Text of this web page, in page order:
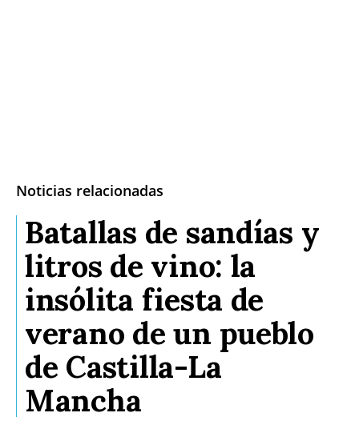
Noticias relacionadas
Batallas de sandías y
litros de vino: la
insólita fiesta de
verano de un pueblo
de Castilla-La
Mancha